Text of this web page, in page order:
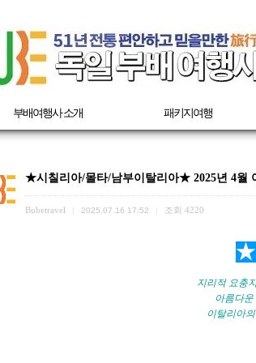
부배여행사 소개 패키지여행
★시칠리아/몰타/남부이탈리아★ 2025년 4월
Bubetravel 2025.07.16 17:52 조회 4220
★
지리적 요충
아름다
이탈리아